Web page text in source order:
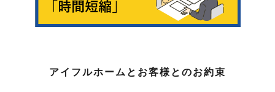
アイフルホームとお客様とのお約束